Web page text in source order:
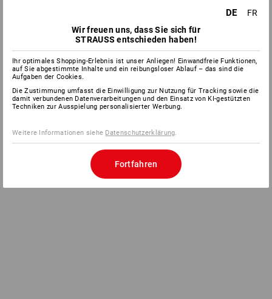
DE
FR
Wir freuen uns, dass Sie sich für
STRAUSS entschieden haben!
Ihr optimales Shopping-Erlebnis ist unser Anliegen! Einwandfreie Funktionen,
auf Sie abgestimmte Inhalte und ein reibungsloser Ablauf – das sind die
Aufgaben der Cookies.
Die Zustimmung umfasst die Einwilligung zur Nutzung für Tracking sowie die
damit verbundenen Datenverarbeitungen und den Einsatz von KI-gestützten
Techniken zur Ausspielung personalisierter Werbung.
Weitere Informationen siehe Datenschutzerklärung
Fortfahren